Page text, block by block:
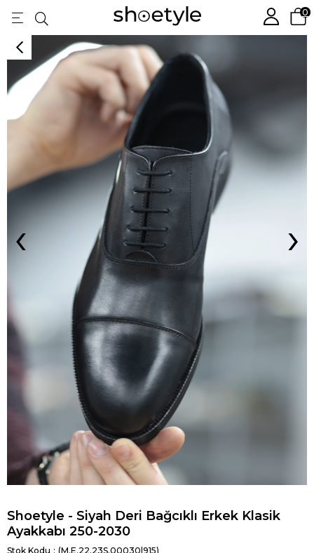
0
‹ ›
Shoetyle - Siyah Deri Bağcıklı Erkek Klasik
Ayakkabı 250-2030
Stok Kodu (M.E.22.23S.00030|915)